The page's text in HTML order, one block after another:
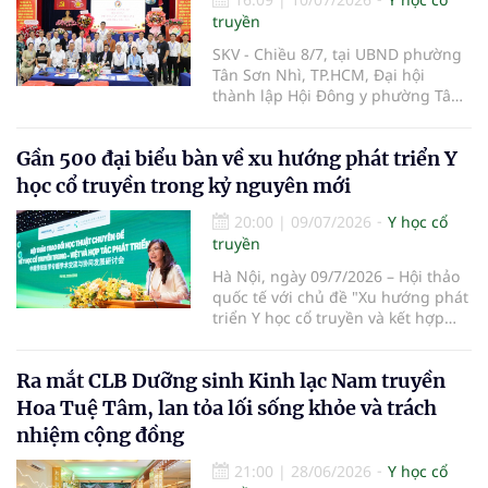
truyền Việt Nam (Kế hoạch).
truyền
SKV - Chiều 8/7, tại UBND phường
Tân Sơn Nhì, TP.HCM, Đại hội
thành lập Hội Đông y phường Tân
kiện toàn tổ chức Hội Đông y tại cơ
sở, góp phần phát huy vai trò y học
cổ truyền trong chăm sóc sức khỏe
nhân dân.
Gần 500 đại biểu bàn về xu hướng phát triển Y
học cổ truyền trong kỷ nguyên mới
20:00 | 09/07/2026
Y học cổ
truyền
Hà Nội, ngày 09/7/2026 – Hội thảo
quốc tế với chủ đề "Xu hướng phát
triển Y học cổ truyền và kết hợp
– Dược Phenikaa. Sự kiện do Đại
học Phenikaa tổ chức, quy tụ gần
500 đại biểu là đại diện các cơ
viện cùng đông đảo chuyên gia,
nhà khoa học, bác sĩ và giảng viên
Ra mắt CLB Dưỡng sinh Kinh lạc Nam truyền
Hoa Tuệ Tâm, lan tỏa lối sống khỏe và trách
nhiệm cộng đồng
21:00 | 28/06/2026
Y học cổ